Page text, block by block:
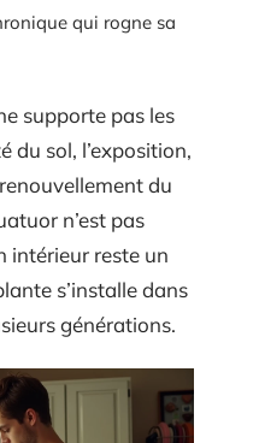
qui rogne sa
supporte pas les
du sol, l’exposition,
du
n’est pas
intérieur reste un
s’installe dans
générations.